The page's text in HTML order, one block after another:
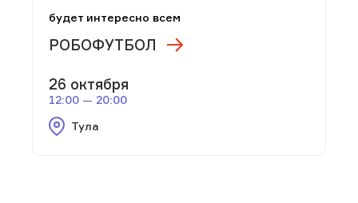
будет интересно всем
РОБОФУТБОЛ
26 октября
12:00 — 20:00
Тула